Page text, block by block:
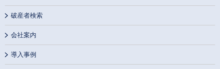
破産者検索
会社案内
導入事例